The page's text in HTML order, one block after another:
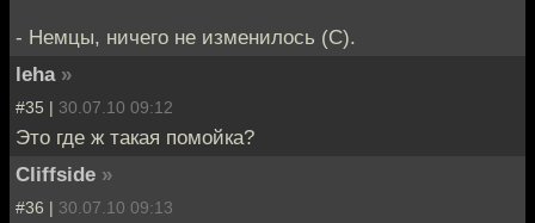
- Немцы, ничего не изменилось (С).
leha »
#35 | 30.07.10 09:12
Это где ж такая помойка?
Cliffside »
#36 | 30.07.10 09:13